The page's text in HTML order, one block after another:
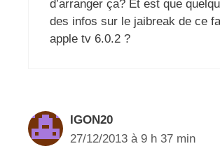
d’arranger ça? Et est que
des infos sur le jaibreak de ce
apple tv 6.0.2 ?
IGON20
27/12/2013 à 9 h 37 min